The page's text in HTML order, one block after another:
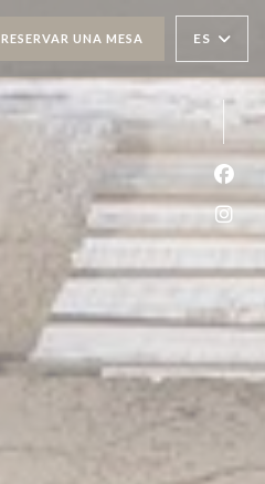
RESERVAR UNA MESA ES